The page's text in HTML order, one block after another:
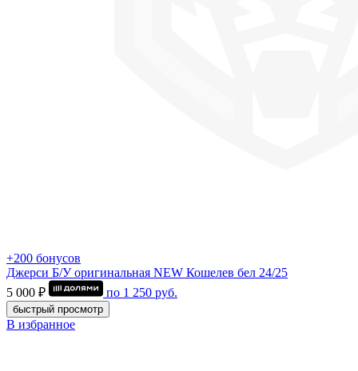
+200 бонусов
Джерси Б/У оригинальная NEW Кошелев бел 24/25
5 000 ₽
по 1 250 руб.
быстрый просмотр
В избранное